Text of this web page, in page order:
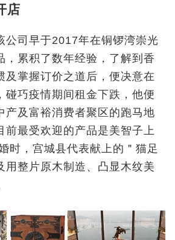
店
公司早于2017年在铜锣湾崇光
，累积了数年经验，了解到香
及掌握订价之道后，便决意在
碰巧疫情期间租金下跌，他便
产及富裕消费者聚区的跑马地
前最受欢迎的产品是美智子上
时，宫城县代表献上的＂猫足
用整片原木制造、凸显木纹美